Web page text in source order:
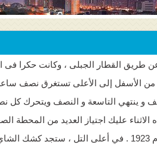
طريق القطار الجبلى ، وكانت حكرا فى
الأسفل إلى الأعلى تستغرق نصف
و ينتهي التاسعة و النصف ويتحرك
عليك اجتياز العديد من المحطة
ايضا بعض الفنادق الصغيرة على هذا الامتداد. و قد شيد هذا القطار